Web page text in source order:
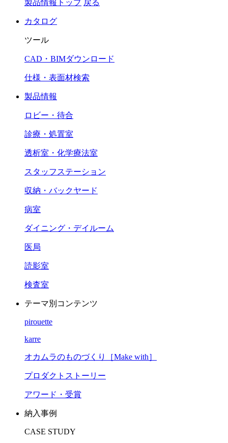
製品情報トップ 戻る
カタログ
ツール
CAD・BIMダウンロード
仕様・表面材検索
製品情報
ロビー・待合
診療・処置室
透析室・化学療法室
スタッフステーション
収納・バックヤード
病室
ダイニング・デイルーム
医局
読影室
検査室
テーマ別コンテンツ
pirouette
karre
オカムラのものづくり［Make with］
プロダクトストーリー
アワード・受賞
納入事例
CASE STUDY